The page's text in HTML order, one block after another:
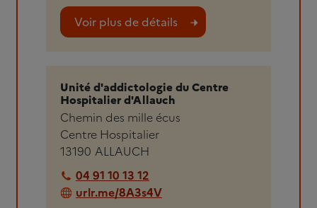
Voir plus de détails
Unité d'addictologie du Centre
Hospitalier d'Allauch
Chemin des mille écus
Centre Hospitalier
13190 ALLAUCH
04 91 10 13 12
urlr.me/8A3s4V